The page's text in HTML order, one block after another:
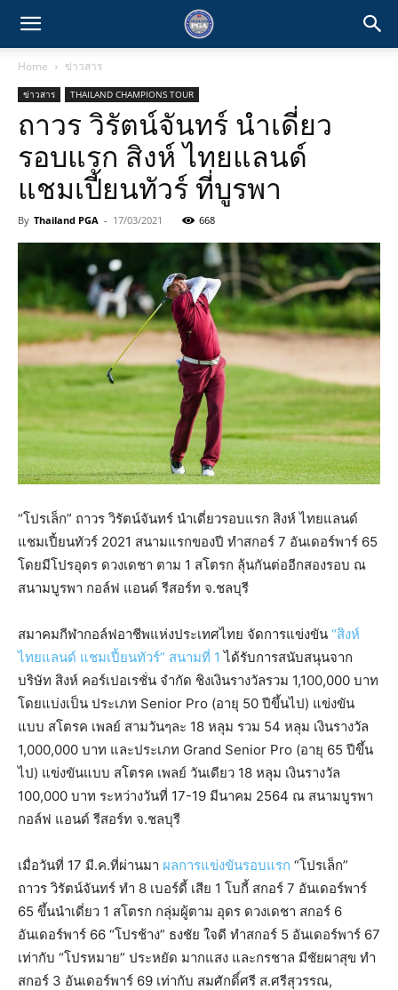
Home ข่าวสาร
ข่าวสาร THAILAND CHAMPIONS TOUR
ถาวร วิรัตน์จันทร์ นำเดี่ยว
รอบแรก สิงห์ ไทยแลนด์
แชมเปี้ยนทัวร์ ที่บูรพา
By Thailand PGA - 17/03/2021 668
“โปรเล็ก” ถาวร วิรัตน์จันทร์ นำเดี่ยวรอบแรก สิงห์ ไทยแลนด์
แชมเปี้ยนทัวร์ 2021 สนามแรกของปี ทำสกอร์ 7 อันเดอร์พาร์ 65
โดยมีโปรอุดร ดวงเดชา ตาม 1 สโตรก ลุ้นกันต่ออีกสองรอบ ณ
สนามบูรพา กอล์ฟ แอนด์ รีสอร์ท จ.ชลบุรี
สมาคมกีฬากอล์ฟอาชีพแห่งประเทศไทย จัดการแข่งขัน “สิงห์
ไทยแลนด์ แชมเปี้ยนทัวร์” สนามที่ 1 ได้รับการสนับสนุนจาก
บริษัท สิงห์ คอร์เปอเรชั่น จำกัด ชิงเงินรางวัลรวม 1,100,000 บาท
โดยแบ่งเป็น ประเภท Senior Pro (อายุ 50 ปีขึ้นไป) แข่งขัน
แบบ สโตรค เพลย์ สามวันๆละ 18 หลุม รวม 54 หลุม เงินรางวัล
1,000,000 บาท และประเภท Grand Senior Pro (อายุ 65 ปีขึ้น
ไป) แข่งขันแบบ สโตรค เพลย์ วันเดียว 18 หลุม เงินรางวัล
100,000 บาท ระหว่างวันที่ 17-19 มีนาคม 2564 ณ สนามบูรพา
กอล์ฟ แอนด์ รีสอร์ท จ.ชลบุรี
เมื่อวันที่ 17 มี.ค.ที่ผ่านมา ผลการแข่งขันรอบแรก “โปรเล็ก”
ถาวร วิรัตน์จันทร์ ทำ 8 เบอร์ดี้ เสีย 1 โบกี้ สกอร์ 7 อันเดอร์พาร์
65 ขึ้นนำเดี่ยว 1 สโตรก กลุ่มผู้ตาม อุดร ดวงเดชา สกอร์ 6
อันเดอร์พาร์ 66 “โปรช้าง” ธงชัย ใจดี ทำสกอร์ 5 อันเดอร์พาร์ 67
เท่ากับ “โปรหมาย” ประหยัด มากแสง และกรชาล มีชัยผาสุข ทำ
สกอร์ 3 อันเดอร์พาร์ 69 เท่ากับ สมศักดิ์ศรี ส.ศรีสุวรรณ,